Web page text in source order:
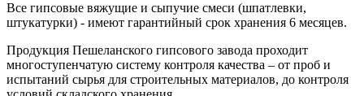
Все гипсовые вяжущие и сыпучие смеси (шпатлевки,
штукатурки) - имеют гарантийный срок хранения 6 месяцев.
Продукция Пешеланского гипсового завода проходит
многоступенчатую систему контроля качества – от проб и
испытаний сырья для строительных материалов, до контроля